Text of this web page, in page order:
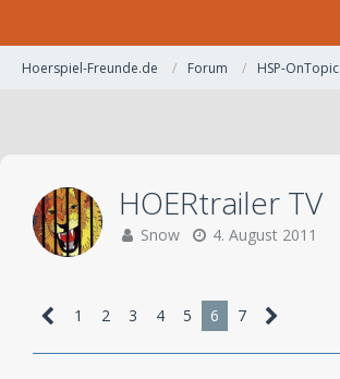
Hoerspiel-Freunde.de Forum HSP-OnTopic
HOERtrailer TV
Snow 4. August 2011
1 2 3 4 5 6 7